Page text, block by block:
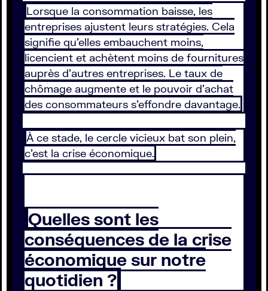
Lorsque la consommation baisse, les
entreprises ajustent leurs stratégies. Cela
signifie qu’elles embauchent moins,
licencient et achètent moins de fournitures
auprès d’autres entreprises. Le taux de
chômage augmente et le pouvoir d’achat
des consommateurs s’effondre davantage.
À ce stade, le cercle vicieux bat son plein,
c’est la crise économique.
Quelles sont les
conséquences de la crise
économique sur notre
quotidien ?